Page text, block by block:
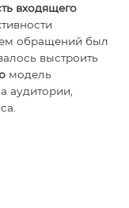
входящего
обращений был
модель